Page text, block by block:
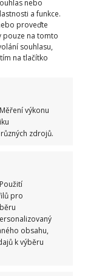
nebo
a funkce.
proveďte
pouze na tomto
souhlasu,
na tlačítko
výkonu
zdrojů.
pro
obsahu,
k výběru
určitě těšíte
také
do
vodou a